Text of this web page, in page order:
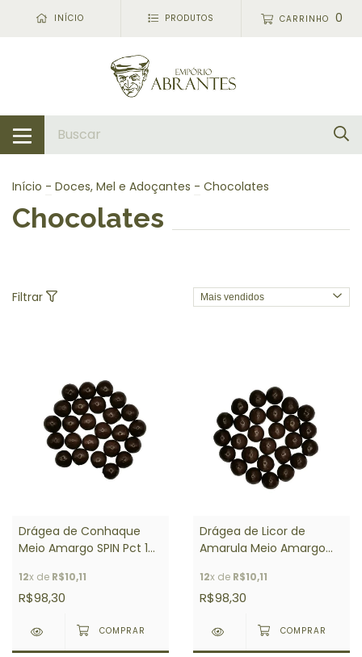
INÍCIO PRODUTOS CARRINHO 0
Início - Doces, Mel e Adoçantes - Chocolates
Chocolates
Filtrar
Drágea de Conhaque
Meio Amargo SPIN Pct 1
12x de R$10,11
R$98,30
Drágea de Licor de
Amarula Meio Amargo
12x de R$10,11
R$98,30